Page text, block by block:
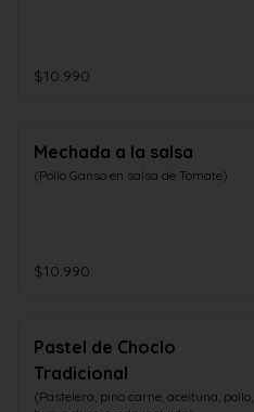
$10.990
Mechada a la salsa
(Pollo Ganso en salsa de Tomate)
$10.990
Pastel de Choclo
Tradicional
(Pastelera, pino carne, aceituna, pollo,